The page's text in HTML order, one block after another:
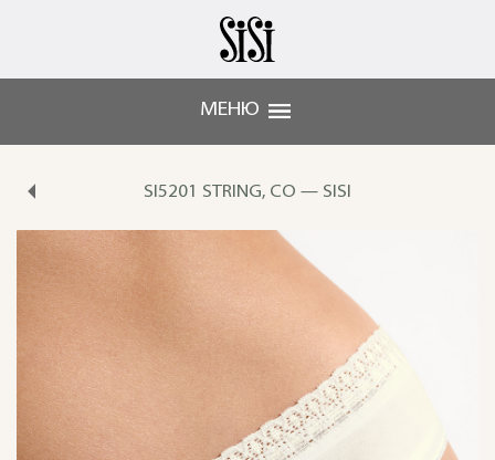
МЕНЮ
SI5201 STRING, CO — SISI